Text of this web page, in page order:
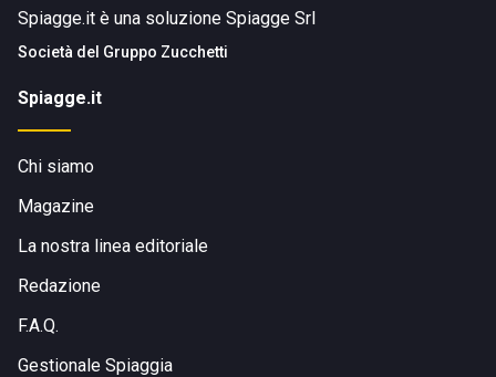
Spiagge.it è una soluzione Spiagge Srl
Società del Gruppo Zucchetti
Spiagge.it
Chi siamo
Magazine
La nostra linea editoriale
Redazione
F.A.Q.
Gestionale Spiaggia